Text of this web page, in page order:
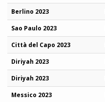
Berlino 2023
Sao Paulo 2023
Città del Capo 2023
Diriyah 2023
Diriyah 2023
Messico 2023